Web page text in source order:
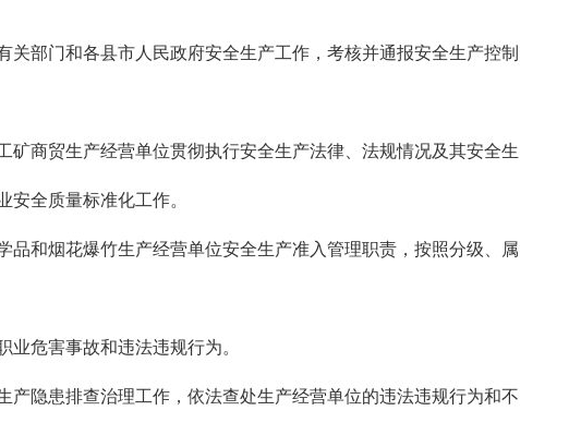
部门和各县市人民政府安全生产工作，考核并通报安全生产控制
商贸生产经营单位贯彻执行安全生产法律、法规情况及其安全生
全质量标准化工作。
和烟花爆竹生产经营单位安全生产准入管理职责，按照分级、属
危害事故和违法违规行为。
隐患排查治理工作，依法查处生产经营单位的违法违规行为和不